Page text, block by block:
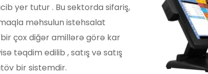
yer tutur . Bu sektorda sifariş,
məhsulun istehsalat
çox diğər amillərə görə kar
təqdim edilib , satış və satış
bir sistemdir.